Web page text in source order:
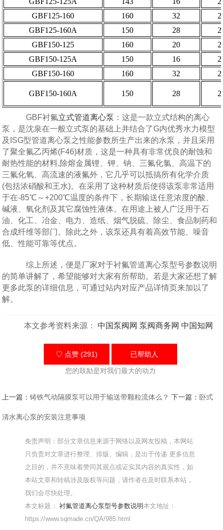
GBF125-160
160 32
GBF125-160A
150 28
GBF150-125
160 20
GBF150-125A
150 16
GBF150-160
160 32
GBF150-160A 150 28
GBF衬氟立式管道离心泵 ：这是一款立式结构的离心
泵，是沈泉在一般立式泵的基础上并结合了G内优秀水力模型
及ISG型管道离心泵之性能参数所生产出来的水泵，并且采用
了聚全氟乙丙烯(F46)材质，这是一种具有非常优良的耐蚀和
耐热性能的材料,除熔金属锂、钾、钠、三氟化氯、高温下的
三氟化氧、高流速的液氟外，它几乎可以抵搞所有化学介质
(包括浓硝酸和王水)。在采用了这种材质后使得该泵非常适用
于在-85℃～+200℃温度的条件下，长期输送任意浓度的酸、
碱液、氧化剂及其它腐蚀性液体。在用途上被人广泛用于石
油、化工、冶金、电力、造纸、烟气脱硫、除尘、食品制药和
合成纤维等部门。除此之外，该泵还具有着高效节能、噪音
低、性能可靠等优点。
综上所述，便是厂家对于衬氟管道离心泵型号参数说明
的简单讲解了，希望能够对大家有所帮助。若是大家还想了解
更多此泵的详细信息，可通过站内对应产品详情页来加以了
解。
本文参考资料来源： 中国泵阀网 泵阀商务网 中国知网
♡ 点赞 (291) 已帮助 人
您的鼓励是对我们最大的动力
上一篇：铸铁气动隔膜泵可以用于输送带颗粒流体么？ 下一篇： 卧式
清水离心泵的安装注意事项
免责声明：部分文章信息来源于网络以及网友投稿，本网站
只负责对文章进行整理、排版、编辑，是出于传递 更多信息
之目的，并不意味着赞同其观点或证实其内容的真实性，如
本站文章和转稿涉及版权等问题，请作者在及时联系本站，
我们会尽快处理。
本文标题：衬氟管道离心泵型号参数说明本文地址：
https://www.sqmade.cn/QA/985.html